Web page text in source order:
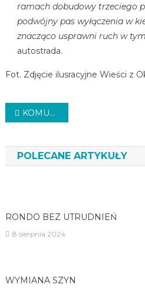
ramach dobudowy trzeciego
podwójny pas wyłączenia w
znacząco usprawni ruch w
autostrada.
Fot. Zdjęcie ilusracyjne Wieści z
Nawigacja
KOMUNIKACJA NA ODPUST TULECKI
POLECANE ARTYKUŁY
RONDO BEZ UTRUDNIEŃ
8 sierpnia 2024
WYMIANA SZYN